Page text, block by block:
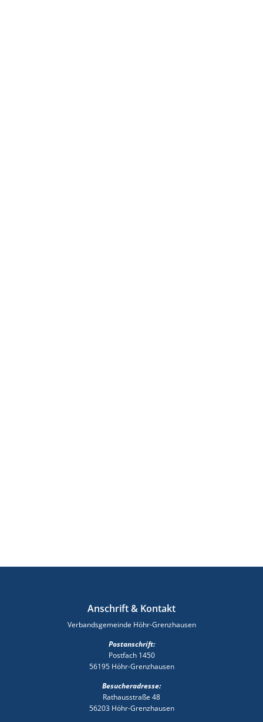
Anschrift & Kontakt
Verbandsgemeinde Höhr-Grenzhausen
Postanschrift:
Postfach 1450
56195 Höhr-Grenzhausen
Besucheradresse:
Rathausstraße 48
56203 Höhr-Grenzhausen